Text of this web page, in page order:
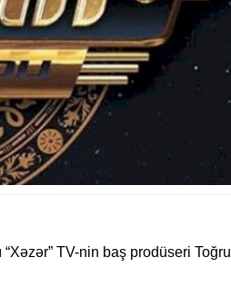
TV-nin baş prodüseri Toğrul